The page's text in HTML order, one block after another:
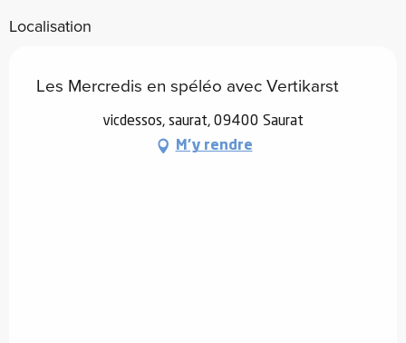
Localisation
Les Mercredis en spéléo avec Vertikarst
vicdessos, saurat, 09400 Saurat
M'y rendre